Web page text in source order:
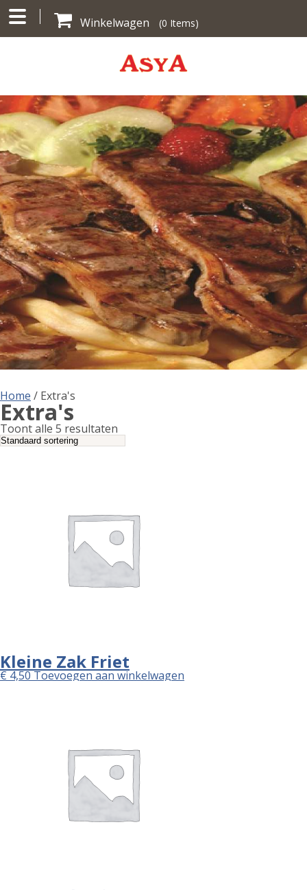
Winkelwagen (0 Items)
Home / Extra's
Extra's
Toont alle 5 resultaten
Kleine Zak Friet
€4,50Toevoegen aan winkelwagen